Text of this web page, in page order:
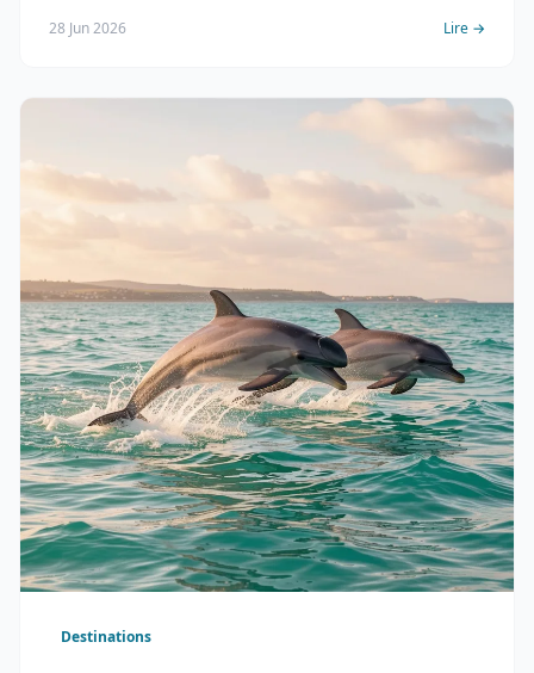
28 Jun 2026 Lire →
Destinations